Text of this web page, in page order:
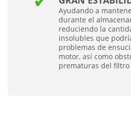
Ayudando a
durante el
reduciendo la
insolubles que
problemas de
motor, así como
prematuras del